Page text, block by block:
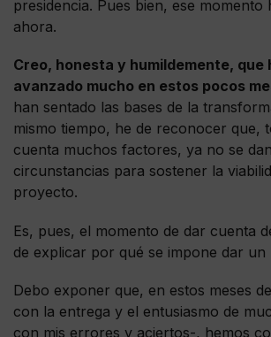
presidencia. Pues bien, ese momento
ahora.
Creo, honesta y humildemente, que
avanzado mucho en estos pocos
han sentado las bases de la
mismo tiempo, he de reconocer que,
cuenta muchos factores, ya no se
circunstancias para sostener la
proyecto.
Es, pues, el momento de dar cuenta
de explicar por qué se impone dar un
Debo exponer que, en estos meses
con la entrega y el entusiasmo de
con mis errores y aciertos-, hemos